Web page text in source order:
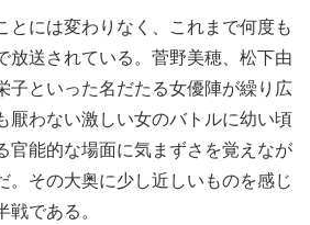
とには変わりなく、これまで何度も
放送されている。菅野美穂、松下由
子といった名だたる女優陣が繰り広
厭わない激しい女のバトルに幼い頃
官能的な場面に気まずさを覚えなが
。その大奥に少し近しいものを感じ
戦である。